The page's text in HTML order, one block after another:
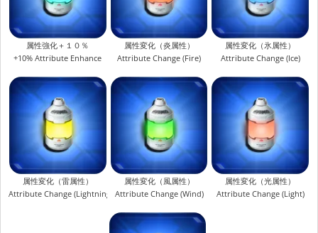
属性強化＋１０％
+10% Attribute Enhance
属性変化（炎属性）
Attribute Change (Fire)
属性変化（氷属性）
Attribute Change (Ice)
属性変化（雷属性）
Attribute Change (Lightning)
属性変化（風属性）
Attribute Change (Wind)
属性変化（光属性）
Attribute Change (Light)